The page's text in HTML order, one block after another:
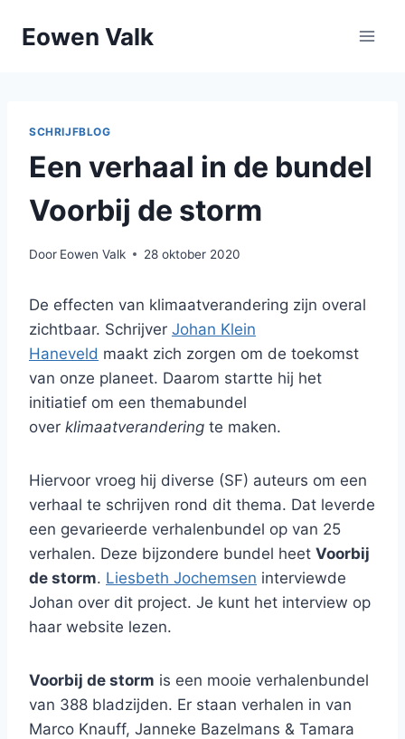
naarEowen Valk
SCHRIJFBLOG
Een verhaal in de bundel
Voorbij de storm
Door Eowen Valk 28 oktober 2020
De effecten van klimaatverandering zijn overal
zichtbaar. Schrijver Johan Klein
Haneveld maakt zich zorgen om de toekomst
van onze planeet. Daarom startte hij het
initiatief om een themabundel
over klimaatverandering te maken.
Hiervoor vroeg hij diverse (SF) auteurs om een
verhaal te schrijven rond dit thema. Dat leverde
een gevarieerde verhalenbundel op van 25
verhalen. Deze bijzondere bundel heet Voorbij
de storm. Liesbeth Jochemsen interviewde
Johan over dit project. Je kunt het interview op
haar website lezen.
Voorbij de storm is een mooie verhalenbundel
van 388 bladzijden. Er staan verhalen in van
Marco Knauff, Janneke Bazelmans & Tamara